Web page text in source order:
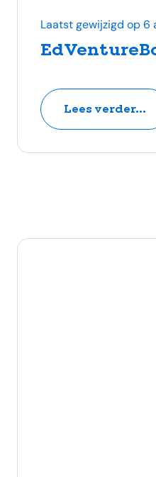
Laatst gewijzigd op 6
Lees verder...